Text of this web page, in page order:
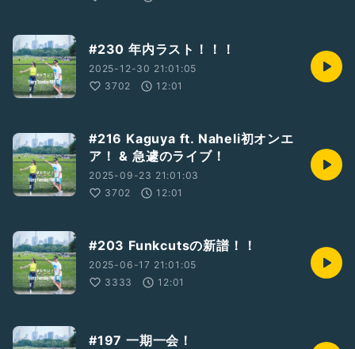
#230 年内ラスト！！！
2025-12-30 21:01:05
3702
12:01
#216 Kaguya ft. Naheli初オンエ
ア！ & 急遽のライブ！
2025-09-23 21:01:03
3702
12:01
#203 Funkcutsの新譜！！
2025-06-17 21:01:05
3333
12:01
#197 一期一会！